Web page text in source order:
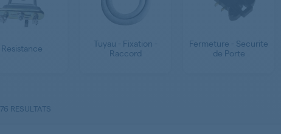
Resistance
Tuyau - Fixation -
Raccord
Fermeture - Securite
de Porte
76 RESULTATS